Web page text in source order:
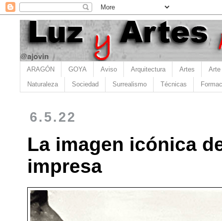
ARAGÓN GOYA Aviso Arquitectura Artes Arte
Naturaleza Sociedad Surrealismo Técnicas
6.5.22
La imagen icónica
impresa